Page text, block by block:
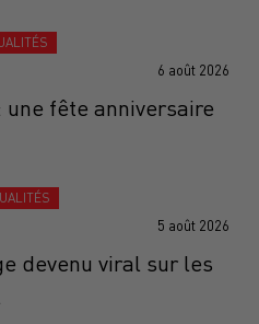
6 août 2026
fête anniversaire
5 août 2026
devenu viral sur les